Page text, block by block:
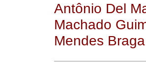
Antônio Del
Machado
Mendes Braga